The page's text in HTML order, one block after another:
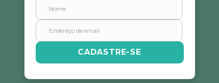
Endereço de email
CADASTRE-SE